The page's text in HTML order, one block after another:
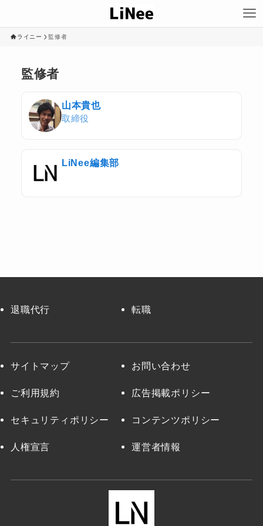
ライニー 監修者
監修者
山本貴也
取締役
LiNee編集部
退職代行 転職
サイトマップ お問い合わせ
ご利用規約 広告掲載ポリシー
セキュリティポリシー コンテンツポリシー
人権宣言 運営者情報